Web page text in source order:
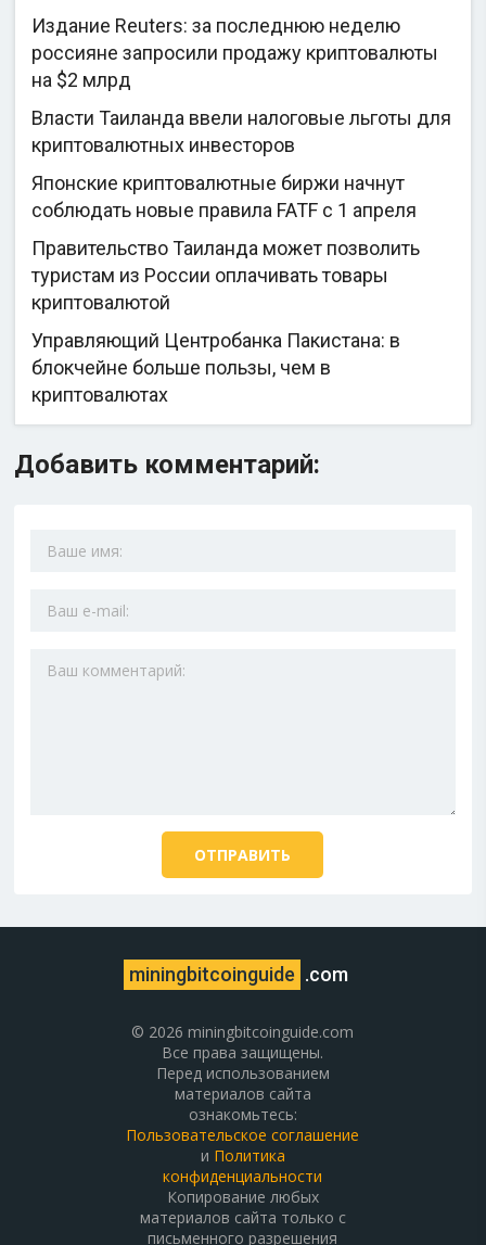
Издание Reuters: за последнюю неделю
россияне запросили продажу криптовалюты
на $2 млрд
Власти Таиланда ввели налоговые льготы для
криптовалютных инвесторов
Японские криптовалютные биржи начнут
соблюдать новые правила FATF с 1 апреля
Правительство Таиланда может позволить
туристам из России оплачивать товары
криптовалютой
Управляющий Центробанка Пакистана: в
блокчейне больше пользы, чем в
криптовалютах
Добавить комментарий:
miningbitcoinguide .com
© 2026 miningbitcoinguide.com
Все права защищены.
Перед использованием
материалов сайта
ознакомьтесь:
Пользовательское соглашение
и Политика
конфиденциальности
Копирование любых
материалов сайта только с
письменного разрешения